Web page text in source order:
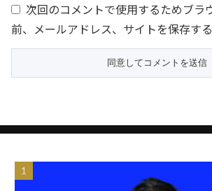
次回のコメントで使用するためブラ
前、メールアドレス、サイトを保存する